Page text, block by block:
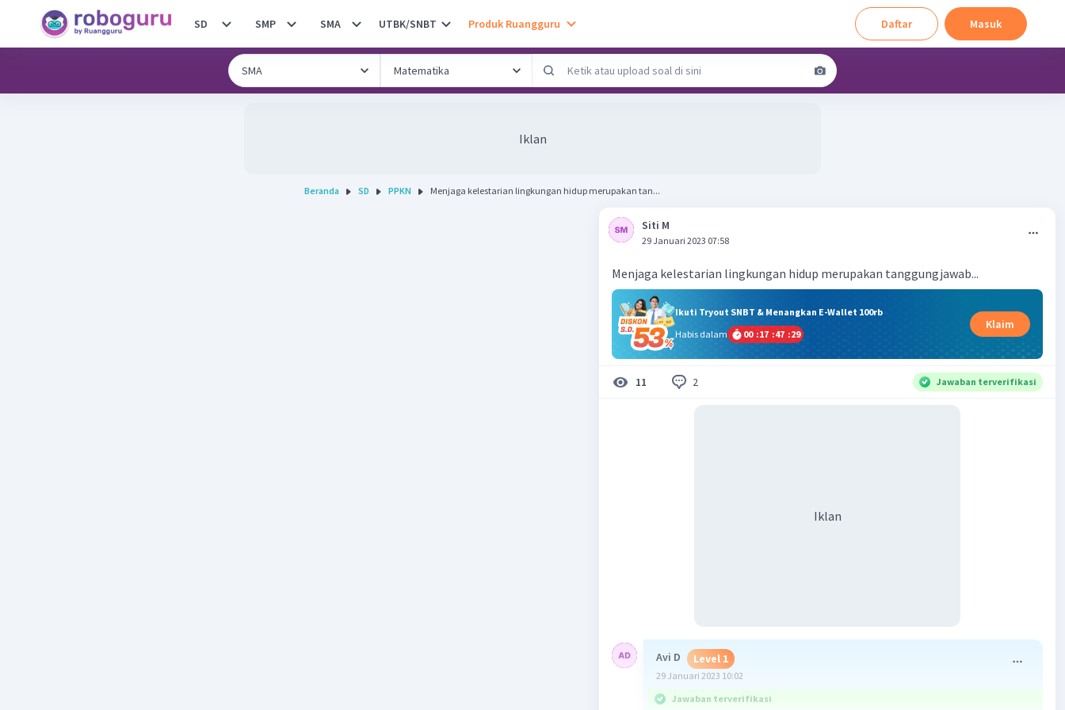
SD SMP SMA UTBK/SNBT Produk Ruangguru Daftar Masuk
Iklan
Beranda SD PPKN Menjaga kelestarian lingkungan hidup merupakan tan...
Siti M
29 Januari 2023 07:58
Menjaga kelestarian lingkungan hidup merupakan tanggungjawab...
Ikuti Tryout SNBT & Menangkan E-Wallet 100rb
Habis dalam
00 :17 :47 :29
Klaim
11 2 Jawaban terverifikasi
Iklan
Avi D Level 1
29 Januari 2023 10:02
Jawaban terverifikasi